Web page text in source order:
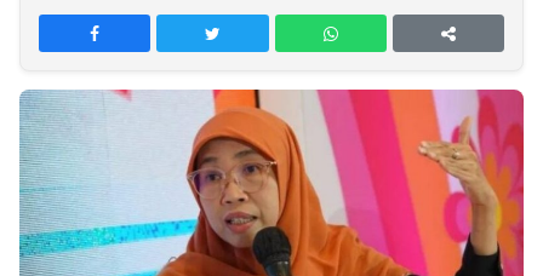
PT
TREETAN
INDONESIA
Partner
Insight
NTB
Suara
Time
Lens
IDN
Daily
Jogja
Jalan
Rakyat
Idealita
News
Kita
Notice
Dinamikapost.com
Radar
Baru
Seedbacklink